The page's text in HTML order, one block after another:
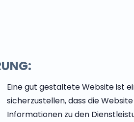
Eine gut gestaltete Website ist
sicherzustellen, dass die
Informationen zu den